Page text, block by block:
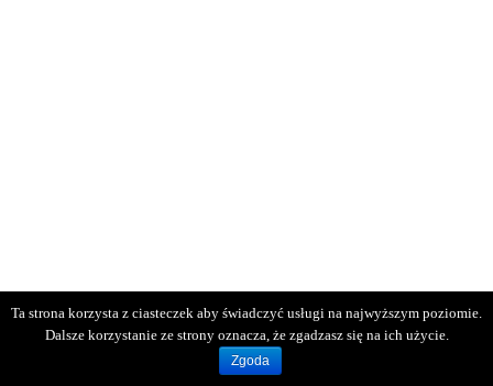
Ta strona korzysta z ciasteczek aby świadczyć usługi na najwyższym poziomie.
Dalsze korzystanie ze strony oznacza, że zgadzasz się na ich użycie.
Zgoda